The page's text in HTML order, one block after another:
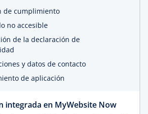
de cumplimiento
no accesible
de la declaración de
y datos de contacto
de aplicación
integrada en MyWebsite Now